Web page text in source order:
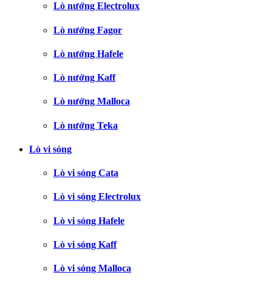
Lò nướng Electrolux
Lò nướng Fagor
Lò nướng Hafele
Lò nướng Kaff
Lò nướng Malloca
Lò nướng Teka
Lò vi sóng
Lò vi sóng Cata
Lò vi sóng Electrolux
Lò vi sóng Hafele
Lò vi sóng Kaff
Lò vi sóng Malloca